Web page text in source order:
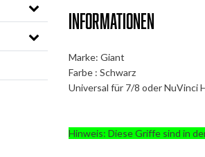
Informationen
Marke: Giant
Farbe : Schwarz
Universal für 7/8 oder NuVinci
Hinweis: Diese Griffe sind in